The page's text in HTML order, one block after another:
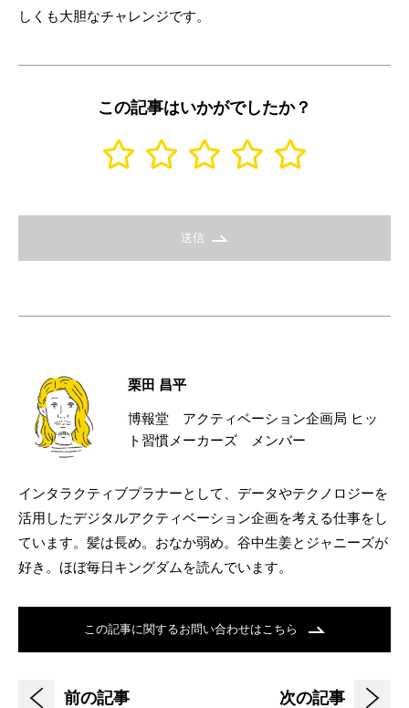
しくも大胆なチャレンジです。
この記事はいかがでしたか？
送信
栗田 昌平
博報堂 アクティベーション企画局 ヒッ
ト習慣メーカーズ メンバー
インタラクティブプラナーとして、データやテクノロジーを
活用したデジタルアクティベーション企画を考える仕事をし
ています。髪は長め。おなか弱め。谷中生姜とジャニーズが
好き。ほぼ毎日キングダムを読んでいます。
この記事に関するお問い合わせはこちら
前の記事 次の記事